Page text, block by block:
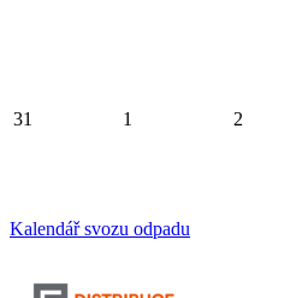
31 1 2
Kalendář svozu odpadu